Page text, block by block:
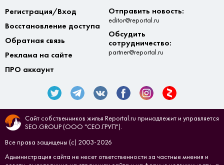
Регистрация/Вход
Восстановление доступа
Обратная связь
Реклама на сайте
ПРО аккаунт
Отправить новость:
editor@reportal.ru
Обсудить
сотрудничество:
partner@reportal.ru
Сайт собственников жилья Reportal.ru принадлежит и управляется
SEO.GROUP (ООО "СЕО.ГРУП").
Все права защищены (с) 2003-2026
Администрация сайта не несет ответственности за частные мнения и